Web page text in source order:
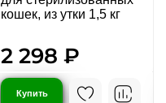
кошек, из утки 1,5 кг
2 298 ₽
Купить